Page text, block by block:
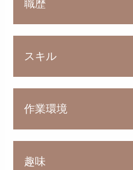
職歴
スキル
作業環境
趣味